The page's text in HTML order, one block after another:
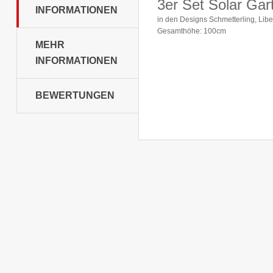
INFORMATIONEN
MEHR
INFORMATIONEN
BEWERTUNGEN
3er Set Solar
in den Designs Schmetterling,
Gesamthöhe: 100cm